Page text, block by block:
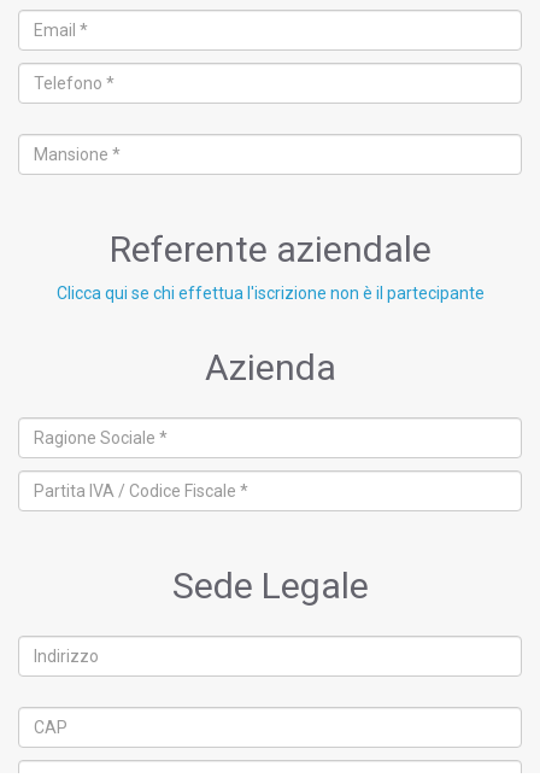
Referente aziendale
Clicca qui se chi effettua l'iscrizione non è il partecipante
Azienda
Sede Legale